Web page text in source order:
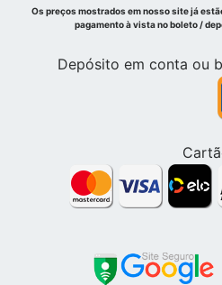
Os preços mostrados em nosso site já
pagamento à vista
Depósito em conta ou